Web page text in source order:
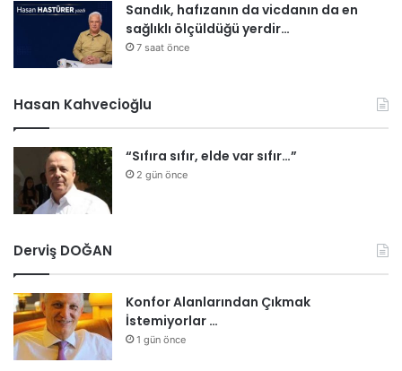
Sandık, hafızanın da vicdanın da en
sağlıklı ölçüldüğü yerdir…
7 saat önce
Hasan Kahvecioğlu
“Sıfıra sıfır, elde var sıfır…”
2 gün önce
Derviş DOĞAN
Konfor Alanlarından Çıkmak
İstemiyorlar …
1 gün önce